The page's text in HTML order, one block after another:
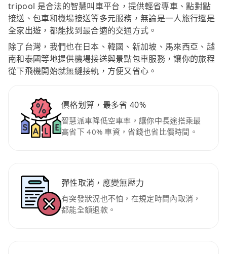
tripool 是合法的智慧叫車平台，提供輕省專車、點對點
接送、包車和機場接送等多元服務，無論是一人旅行還是
全家出遊，都能找到最合適的交通方式。
除了台灣，我們也在日本、韓國、新加坡、馬來西亞、越
南和泰國等地提供機場接送與景點包車服務，讓你的旅程
從下飛機開始就無縫接軌，方便又省心。
價格划算，最多省 40%
智慧派車降低空車率，讓你中長途搭乘最
高省下 40% 車資，省錢也省比價時間。
彈性取消，應變無壓力
有突發狀況也不怕，在規定時間內取消，
都能全額退款。